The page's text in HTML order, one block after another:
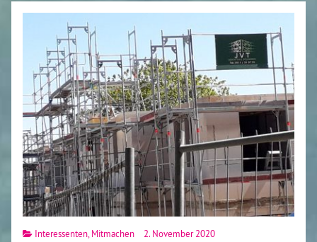
Interessenten,Mitmachen 2. November 2020